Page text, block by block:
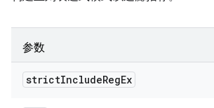
参数
strictIncludeRegEx